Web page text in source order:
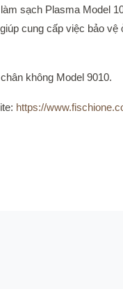
sạch Plasma Model
cung cấp việc bảo
không Model 9010.
https://